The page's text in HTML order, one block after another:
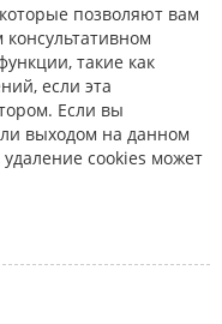
позволяют вам
такие как
если эта
Если вы
выходом на данном
cookies может